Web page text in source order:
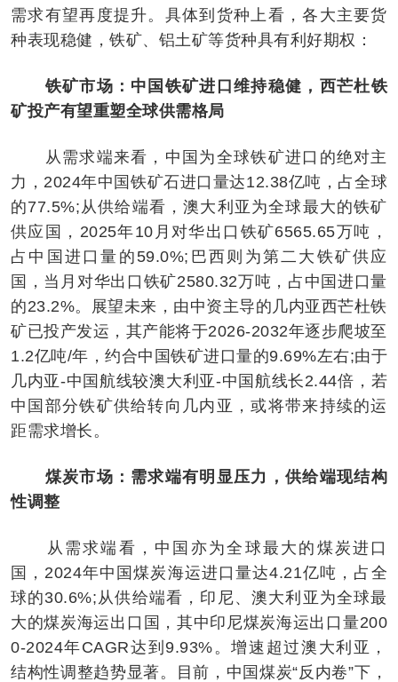
需求有望再度提升。具体到货种上看，各大主要货
种表现稳健，铁矿、铝土矿等货种具有利好期权：
铁矿市场：中国铁矿进口维持稳健，西芒杜铁
矿投产有望重塑全球供需格局
从需求端来看，中国为全球铁矿进口的绝对主
力，2024年中国铁矿石进口量达12.38亿吨，占全球
的77.5%;从供给端看，澳大利亚为全球最大的铁矿
供应国，2025年10月对华出口铁矿6565.65万吨，
占中国进口量的59.0%;巴西则为第二大铁矿供应
国，当月对华出口铁矿2580.32万吨，占中国进口量
的23.2%。展望未来，由中资主导的几内亚西芒杜铁
矿已投产发运，其产能将于2026-2032年逐步爬坡至
1.2亿吨/年，约合中国铁矿进口量的9.69%左右;由于
几内亚-中国航线较澳大利亚-中国航线长2.44倍，若
中国部分铁矿供给转向几内亚，或将带来持续的运
距需求增长。
煤炭市场：需求端有明显压力，供给端现结构
性调整
从需求端看，中国亦为全球最大的煤炭进口
国，2024年中国煤炭海运进口量达4.21亿吨，占全
球的30.6%;从供给端看，印尼、澳大利亚为全球最
大的煤炭海运出口国，其中印尼煤炭海运出口量200
0-2024年CAGR达到9.93%。增速超过澳大利亚，
结构性调整趋势显著。目前，中国煤炭“反内卷”下，